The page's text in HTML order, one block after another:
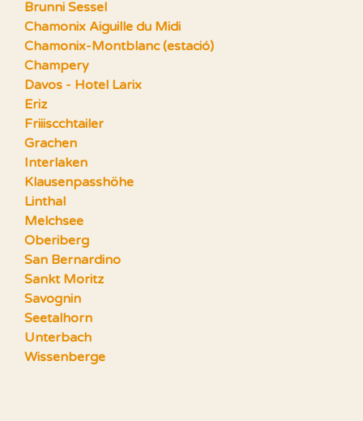
Brunni Sessel
Chamonix Aiguille du Midi
Chamonix-Montblanc (estació)
Champery
Davos - Hotel Larix
Eriz
Friiiscchtailer
Grachen
Interlaken
Klausenpasshöhe
Linthal
Melchsee
Oberiberg
San Bernardino
Sankt Moritz
Savognin
Seetalhorn
Unterbach
Wissenberge